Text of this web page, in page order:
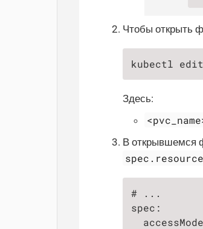
Чтобы открыть
kubectl edit
Здесь:
В открывшемся
# ...
spec: